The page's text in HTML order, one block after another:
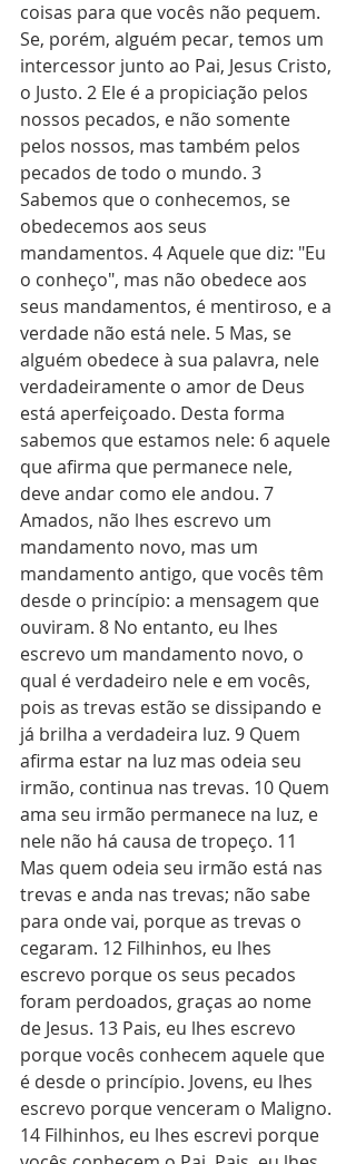
coisas para que vocês não pequem.
Se, porém, alguém pecar, temos um
intercessor junto ao Pai, Jesus Cristo,
o Justo. 2 Ele é a propiciação pelos
nossos pecados, e não somente
pelos nossos, mas também pelos
pecados de todo o mundo. 3
Sabemos que o conhecemos, se
obedecemos aos seus
mandamentos. 4 Aquele que diz: "Eu
o conheço", mas não obedece aos
seus mandamentos, é mentiroso, e a
verdade não está nele. 5 Mas, se
alguém obedece à sua palavra, nele
verdadeiramente o amor de Deus
está aperfeiçoado. Desta forma
sabemos que estamos nele: 6 aquele
que afirma que permanece nele,
deve andar como ele andou. 7
Amados, não lhes escrevo um
mandamento novo, mas um
mandamento antigo, que vocês têm
desde o princípio: a mensagem que
ouviram. 8 No entanto, eu lhes
escrevo um mandamento novo, o
qual é verdadeiro nele e em vocês,
pois as trevas estão se dissipando e
já brilha a verdadeira luz. 9 Quem
afirma estar na luz mas odeia seu
irmão, continua nas trevas. 10 Quem
ama seu irmão permanece na luz, e
nele não há causa de tropeço. 11
Mas quem odeia seu irmão está nas
trevas e anda nas trevas; não sabe
para onde vai, porque as trevas o
cegaram. 12 Filhinhos, eu lhes
escrevo porque os seus pecados
foram perdoados, graças ao nome
de Jesus. 13 Pais, eu lhes escrevo
porque vocês conhecem aquele que
é desde o princípio. Jovens, eu lhes
escrevo porque venceram o Maligno.
14 Filhinhos, eu lhes escrevi porque